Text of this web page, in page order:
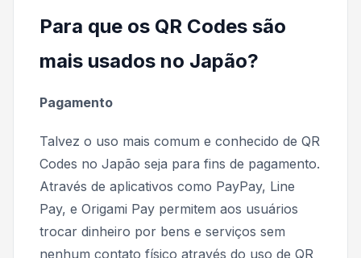
Para que os QR Codes são
mais usados no Japão?
Pagamento
Talvez o uso mais comum e conhecido de QR
Codes no Japão seja para fins de pagamento.
Através de aplicativos como PayPay, Line
Pay, e Origami Pay permitem aos usuários
trocar dinheiro por bens e serviços sem
nenhum contato físico através do uso de QR